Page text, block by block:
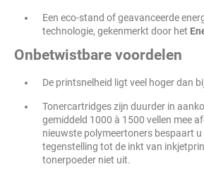
Een eco-stand of geavanceerde
technologie, gekenmerkt door het
Onbetwistbare voordelen
De printsnelheid ligt veel hoger dan
Tonercartridges zijn duurder in
gemiddeld 1000 à 1500 vellen mee
nieuwste polymeertoners bespaart
tegenstelling tot de inkt van
tonerpoeder niet uit.